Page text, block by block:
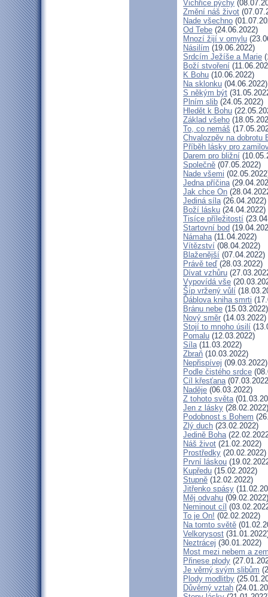
Vichřice pýchy
Změní náš život
Nade všechno
Od Tebe (24.06.2022)
Mnozí žijí v omylu
Násilím (19.06.2022)
Srdcím Ježíše a Marie
Boží stvoření
K Bohu (10.06.2022)
Na sklonku (04.06.2022)
S někým být
Plním slib (24.05.2022)
Hledět k Bohu
Základ všeho
To, co nemáš
Chvalozpěv na dobrotu
Příběh lásky pro
Darem pro bližní
Společně (07.05.2022)
Nade všemi
Jedna příčina
Jak chce On
Jediná síla(26.04.2022)
Boží lásku (24.04.2022)
Tisíce příležitostí
Startovní bod
Námaha(11.04.2022)
Vítězství (08.04.2022)
Blaženější (07.04.2022)
Právě teď (28.03.2022)
Dívat vzhůru
Vypovídá vše
Šíp vržený vůlí
Ďáblova kniha smrti
Bránu nebe (15.03.2022)
Nový směr (14.03.2022)
Stojí to mnoho úsilí
Pomalu (12.03.2022)
Síla(11.03.2022)
Zbraň (10.03.2022)
Nepřispívej (09.03.2022)
Podle čistého srdce
Cíl křesťana
Naděje (06.03.2022)
Z tohoto světa
Jen z lásky (28.02.2022)
Podobnost s Bohem
Zlý duch (23.02.2022)
Jedině Boha
Náš život (21.02.2022)
Prostředky (20.02.2022)
První láskou
Kupředu (15.02.2022)
Stupně (12.02.2022)
Jitřenko spásy
Měj odvahu (09.02.2022)
Neminout cíl
To je On! (02.02.2022)
Na tomto světě
Velkorysost
Neztrácej (30.01.2022)
Most mezi nebem a
Přinese plody
Je věrný svým slibům
Plody modlitby
Důvěrný vztah